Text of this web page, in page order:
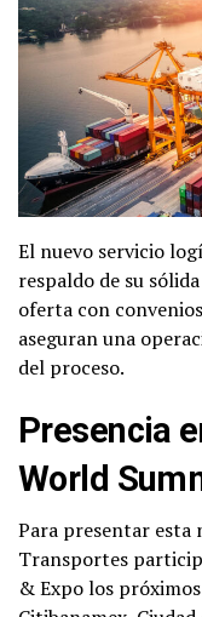
El nuevo servicio
respaldo de su
oferta con
aseguran una
del proceso.
Presencia
World
Para presentar esta
Transportes
& Expo los